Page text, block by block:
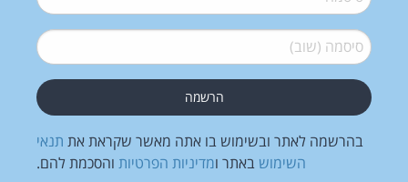
סיסמה (שוב)*
בהרשמה לאתר ובשימוש בו אתה מאשר שקראת את תנאי
השימוש באתר ומדיניות הפרטיות והסכמת להם.